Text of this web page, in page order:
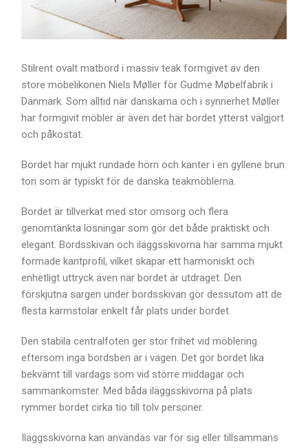
Stilrent ovalt matbord i massiv teak formgivet av den
store möbelikonen Niels Møller för Gudme Møbelfabrik i
Danmark. Som alltid när danskarna och i synnerhet Møller
har formgivit möbler är även det här bordet ytterst välgjort
och påkostat.
Bordet har mjukt rundade hörn och kanter i en gyllene brun
ton som är typiskt för de danska teakmöblerna.
Bordet är tillverkat med stor omsorg och flera
genomtänkta lösningar som gör det både praktiskt och
elegant. Bordsskivan och iläggsskivorna har samma mjukt
formade kantprofil, vilket skapar ett harmoniskt och
enhetligt uttryck även när bordet är utdraget. Den
förskjutna sargen under bordsskivan gör dessutom att de
flesta karmstolar enkelt får plats under bordet.
Den stabila centralfoten ger stor frihet vid möblering
eftersom inga bordsben är i vägen. Det gör bordet lika
bekvämt till vardags som vid större middagar och
sammankomster. Med båda iläggsskivorna på plats
rymmer bordet cirka tio till tolv personer.
Iläggsskivorna kan användas var för sig eller tillsammans